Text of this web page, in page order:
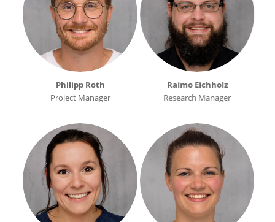
Philipp Roth
Project Manager
Raimo Eichholz
Research Manager